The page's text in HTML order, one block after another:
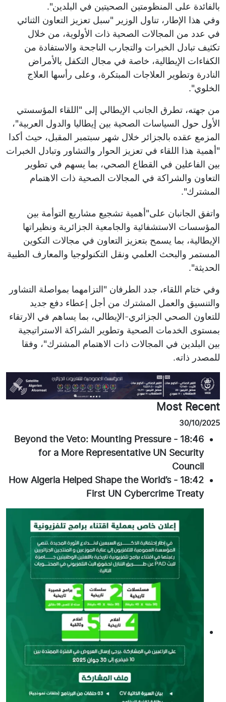
بالفائدة على المنظومتين الصحيتين في البلدين".
وفي هذا الإطار، تناول الوزير "سبل تعزيز التعاون الثنائي
في عدد من المجالات الصحية ذات الأولوية، من خلال
تكثيف تبادل الخبرات والتجارب الناجحة والاستفادة من
الكفاءات الإيطالية، خاصة في مجال التكفل بالأمراض
النادرة وتطوير العلاجات المبتكرة، وعلى رأسها العلاج
الخلوي".
من جهته، تطرق الجانب الإيطالي إلى "اللقاء المؤسستي
الأول حول السياسات الصحية بين إيطاليا والدول العربية"،
المزمع عقده بالجزائر خلال شهر سبتمبر المقبل، حيث أكدا
"أهمية هذا اللقاء في تعزيز الحوار والتشاور وتبادل الخبرات
بين الفاعلين في القطاع الصحي، بما يسهم في تطوير
التعاون والشراكة في المجالات الصحية ذات الاهتمام
المشترك".
واتفق الجانبان على"أهمية تشجيع مشاريع التوأمة بين
المؤسسات الاستشفائية والجامعية الجزائرية ونظيراتها
الإيطالية، بما يسمح بتعزيز التعاون في مجالات التكوين
المستمر والبحث العلمي ونقل التكنولوجيا والمعارف الطبية
الحديثة".
وفي ختام اللقاء، جدد الطرفان "التزامهما بمواصلة التشاور
والتنسيق والعمل المشترك من أجل إعطاء دفع جديد
للتعاون الصحي الجزائري-الإيطالي، بما يساهم في الارتقاء
بمستوى الخدمات الصحية وتطوير الشراكة الاستراتيجية
بين البلدين في المجالات ذات الاهتمام المشترك"، وفقا
للمصدر ذاته.
Most Recent
30/10/2025
18:46
-
Beyond the Veto: Mounting Pressure
for a More Representative UN Security
Council
18:42
-
How Algeria Helped Shape the World’s
First UN Cybercrime Treaty